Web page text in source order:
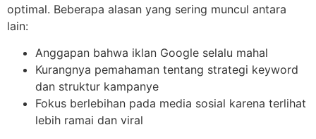
optimal. Beberapa alasan yang sering muncul antara
lain:
Anggapan bahwa iklan Google selalu mahal
Kurangnya pemahaman tentang strategi keyword
dan struktur kampanye
Fokus berlebihan pada media sosial karena terlihat
lebih ramai dan viral